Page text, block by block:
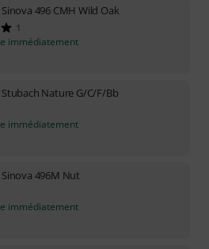
Sinova 496 CMH Wild Oak
1
immédiatement
Stubach Nature G/C/F/Bb
immédiatement
Sinova 496M Nut
immédiatement